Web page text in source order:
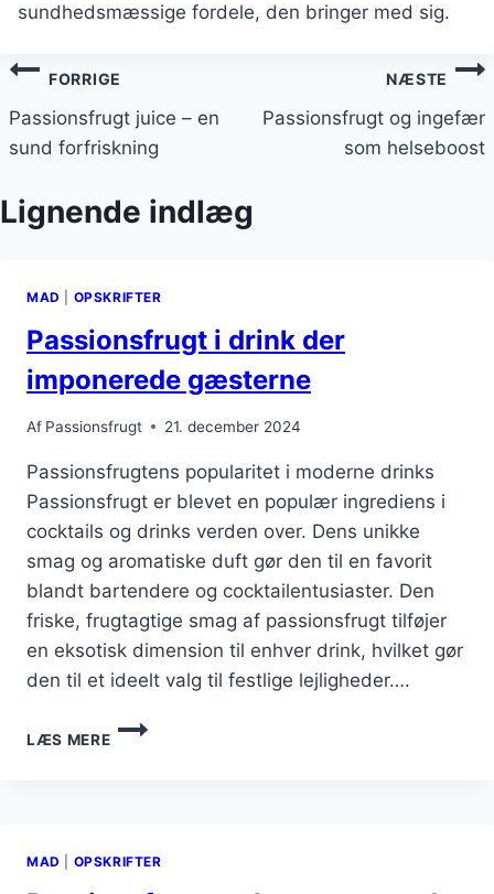
sundhedsmæssige fordele, den bringer med sig.
Indlægsnavigation
FORRIGE
Passionsfrugt juice – en
sund forfriskning
NÆSTE
Passionsfrugt og ingefær
som helseboost
Lignende indlæg
MAD OPSKRIFTER
Passionsfrugt i drink der
imponerede gæsterne
Af Passionsfrugt 21. december 2024
Passionsfrugtens popularitet i moderne drinks
Passionsfrugt er blevet en populær ingrediens i
cocktails og drinks verden over. Dens unikke
smag og aromatiske duft gør den til en favorit
blandt bartendere og cocktailentusiaster. Den
friske, frugtagtige smag af passionsfrugt tilføjer
en eksotisk dimension til enhver drink, hvilket gør
den til et ideelt valg til festlige lejligheder….
LÆS MERE
PASSIONSFRUGT
I
MAD OPSKRIFTER